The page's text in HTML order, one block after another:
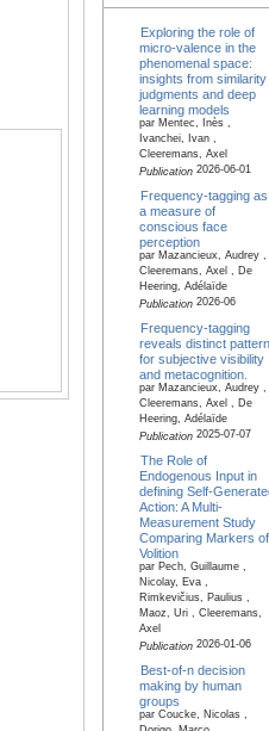
Exploring the role of
micro-valence in the
phenomenal space:
insights from similarity
judgments and deep
learning models
par Mentec, Inès ,
Ivanchei, Ivan ,
Cleeremans, Axel
Publication2026-06-01
Frequency-tagging as
a measure of
conscious face
perception
par Mazancieux, Audrey ,
Cleeremans, Axel , De
Heering, Adélaïde
Publication2026-06
Frequency-tagging
reveals distinct pattern
for subjective visibility
and metacognition.
par Mazancieux, Audrey ,
Cleeremans, Axel , De
Heering, Adélaïde
Publication2025-07-07
The Role of
Endogenous Input in
defining Self-
Action: A Multi-
Measurement Study
Comparing Markers of
Volition
par Pech, Guillaume ,
Nicolay, Eva ,
Rimkevičius, Paulius ,
Maoz, Uri , Cleeremans,
Axel
Publication2026-01-06
Best-of-n decision
making by human
groups
par Coucke, Nicolas ,